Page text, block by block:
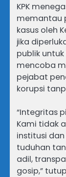
KPK
memantau
kasus oleh
jika
publik
mencoba
pejabat
korupsi
“Integritas
Kami tidak
institusi
tuduhan
adil,
gosip,”